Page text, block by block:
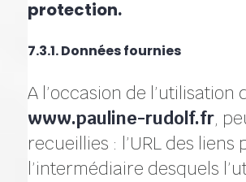
protection.
7.3.1. Données fournies
A l’occasion de l’utilisation
www.pauline-rudolf.fr,
recueillies : l’URL des liens
l’intermédiaire desquels